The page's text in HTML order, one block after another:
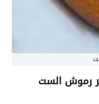
رموش الست